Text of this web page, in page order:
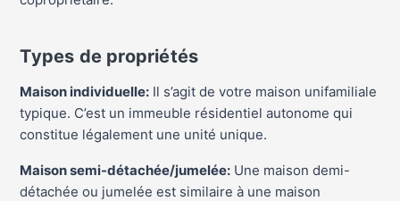
Types de propriétés
Maison individuelle: Il s’agit de votre maison unifamiliale
typique. C’est un immeuble résidentiel autonome qui
constitue légalement une unité unique.
Maison semi-détachée/jumelée: Une maison demi-
détachée ou jumelée est similaire à une maison